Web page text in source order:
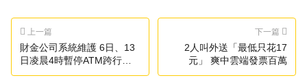
上一篇
財金公司系統維護 6日、13
日凌晨4時暫停ATM跨行服
務
下一篇
2人叫外送「最低只花17
元」 爽中雲端發票百萬